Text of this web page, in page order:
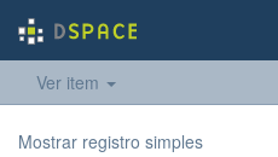
Ver item
Mostrar registro simples